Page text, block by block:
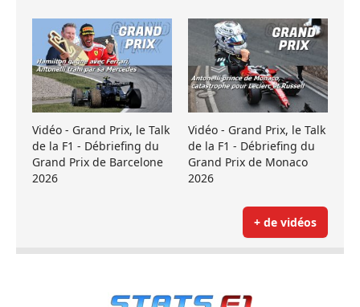
Vidéo - Grand Prix, le Talk
de la F1 - Débriefing du
Grand Prix de Barcelone
2026
Vidéo - Grand Prix, le Talk
de la F1 - Débriefing du
Grand Prix de Monaco
2026
+ de vidéos